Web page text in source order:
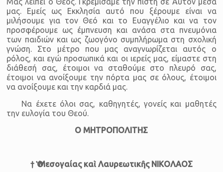
μας. Εμείς ως Εκκλησία αυτό που ξέρουμε είναι να
μιλήσουμε για τον Θεό και το Ευαγγέλιο και να τον
προσφέρουμε ως έμπνευση και ανάσα στα πνευμόνια
των παιδιών και ως ζωογόνο συμπλήρωμα στη σχολική
γνώση. Στο μέτρο που μας αναγνωρίζεται αυτός ο
ρόλος, και εγώ προσωπικά και οι ιερείς μας, είμαστε στη
διάθεσή σας, έτοιμοι να σταθούμε στο πλευρό σας,
έτοιμοι να ανοίξουμε την πόρτα μας σε όλους, έτοιμοι
να ανοίξουμε και την καρδιά μας.
Να έχετε όλοι σας, καθηγητές, γονείς και μαθητές
την ευλογία του Θεού.
Ο ΜΗΤΡΟΠΟΛΙΤΗΣ
† Ὁ Μεσογαίας καὶ Λαυρεωτικῆς ΝΙΚΟΛΑΟΣ